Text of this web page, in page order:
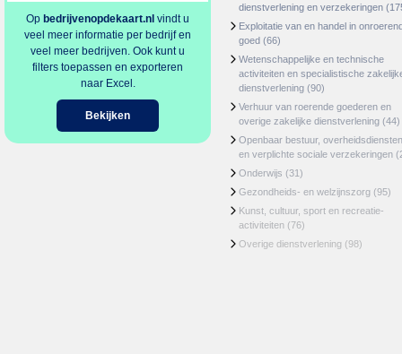
Op bedrijvenopdekaart.nl vindt u
veel meer informatie per bedrijf en
veel meer bedrijven. Ook kunt u
filters toepassen en exporteren
naar Excel.
Bekijken
dienstverlening en verzekeringen
Exploitatie van en handel in
goed (66)
Wetenschappelijke en technische
activiteiten en specialistische
dienstverlening (90)
Verhuur van roerende goederen en
overige zakelijke dienstverlening (44)
Openbaar bestuur, overheidsdiensten
en verplichte sociale verzekeringen
Onderwijs (31)
Gezondheids- en welzijnszorg (95)
Kunst, cultuur, sport en recreatie-
activiteiten (76)
Overige dienstverlening (98)